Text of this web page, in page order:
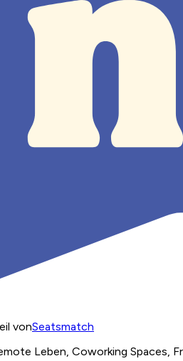
vonSeatsmatch
Leben, Coworking Spaces,